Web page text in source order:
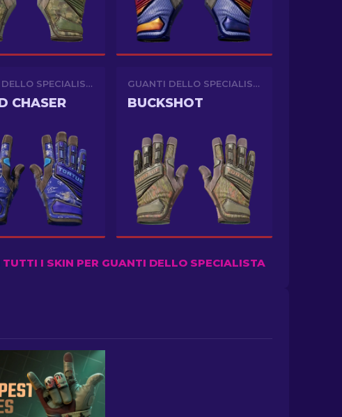
GUANTI DELLO SPECIALISTA
CHASER
GUANTI DELLO SPECIALISTA
BUCKSHOT
TUTTI I SKIN PER GUANTI DELLO SPECIALISTA